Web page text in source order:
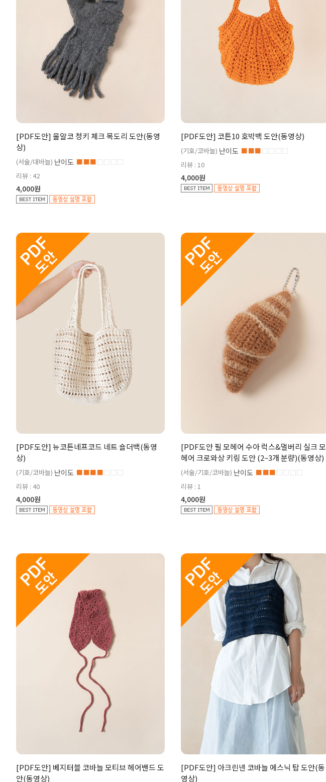
[PDF도안] 울알코 청키 체크 목도리 도안(동영
상)
(서술/대바늘) 난이도 ■■■□□□□
리뷰 : 42
4,000원
[PDF도안] 코튼10 호박백 도안(동영상)
(기호/코바늘) 난이도 ■■■□□□□
리뷰 : 10
4,000원
[PDF도안] 뉴코튼네프코드 네트 숄더백(동영
상)
(기호/코바늘) 난이도 ■■■■□□□
리뷰 : 40
4,000원
[PDF도안 필 모헤어 수아 럭스&멀버리 실크 모
헤어 크로와상 키링 도안 (2~3개 분량)(동영상)
(서술/기호/코바늘) 난이도 ■■■□□□□
리뷰 : 1
4,000원
[PDF도안] 베지터블 코바늘 모티브 헤어밴드 도
안(동영상)
[PDF도안] 아크린넨 코바늘 에스닉 탑 도안(동
영상)